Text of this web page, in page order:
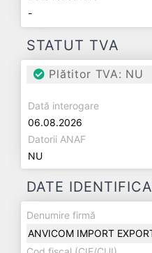
-
STATUT TVA
Plătitor TVA: NU
Dată interogare
06.08.2026
Datorii ANAF
NU
DATE
Denumire firmă
ANVICOM IMPORT